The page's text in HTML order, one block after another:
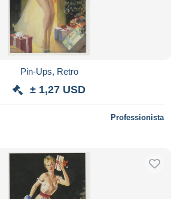
Pin-Ups, Retro
± 1,27 USD
Professionista